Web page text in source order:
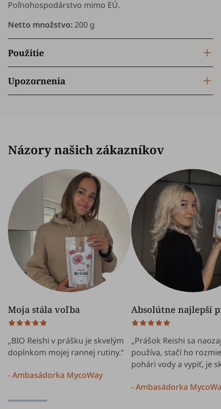
Poľnohospodárstvo mimo EÚ.
Netto množstvo:200 g
Použitie
Upozornenia
Názory našich zákazníkov
Moja stála voľba
„BIO Reishi v prášku je skvelým
doplnkom mojej rannej rutiny.“
- Ambasádorka MycoWay
Absolútne najlepší
„Prášok Reishi sa
používa, stačí ho
pohári vody a vypiť, je
- Ambasádorka